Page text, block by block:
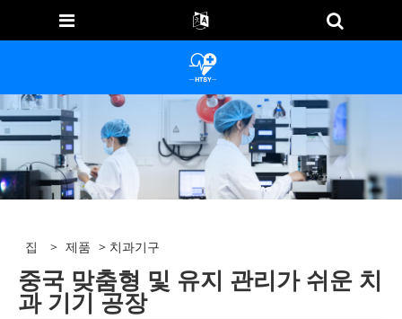
집 > 제품 > 치과기구
중국 맞춤형 및 유지 관리가 쉬운 치
과 기기 공장